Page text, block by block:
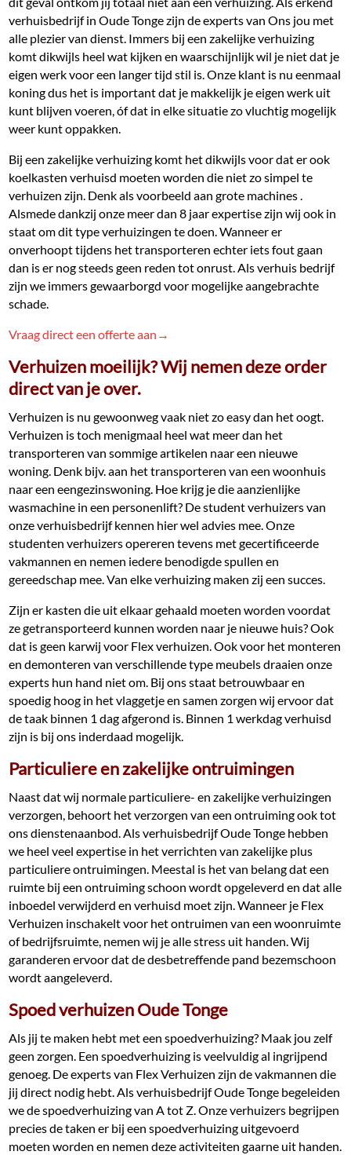
verhuisbedrijf in Oude Tonge zijn de experts van Ons jou met
alle plezier van dienst. Immers bij een zakelijke verhuizing
komt dikwijls heel wat kijken en waarschijnlijk wil je niet dat je
eigen werk voor een langer tijd stil is. Onze klant is nu eenmaal
koning dus het is important dat je makkelijk je eigen werk uit
kunt blijven voeren, óf dat in elke situatie zo vluchtig mogelijk
weer kunt oppakken.
Bij een zakelijke verhuizing komt het dikwijls voor dat er ook
koelkasten verhuisd moeten worden die niet zo simpel te
verhuizen zijn. Denk als voorbeeld aan grote machines .
Alsmede dankzij onze meer dan 8 jaar expertise zijn wij ook in
staat om dit type verhuizingen te doen. Wanneer er
onverhoopt tijdens het transporteren echter iets fout gaan
dan is er nog steeds geen reden tot onrust. Als verhuis bedrijf
zijn we immers gewaarborgd voor mogelijke aangebrachte
schade.
Vraag direct een offerte aan→
Verhuizen moeilijk? Wij nemen deze order
direct van je over.
Verhuizen is nu gewoonweg vaak niet zo easy dan het oogt.
Verhuizen is toch menigmaal heel wat meer dan het
transporteren van sommige artikelen naar een nieuwe
woning. Denk bijv. aan het transporteren van een woonhuis
naar een eengezinswoning. Hoe krijg je die aanzienlijke
wasmachine in een personenlift? De student verhuizers van
onze verhuisbedrijf kennen hier wel advies mee. Onze
studenten verhuizers opereren tevens met gecertificeerde
vakmannen en nemen iedere benodigde spullen en
gereedschap mee. Van elke verhuizing maken zij een succes.
Zijn er kasten die uit elkaar gehaald moeten worden voordat
ze getransporteerd kunnen worden naar je nieuwe huis? Ook
dat is geen karwij voor Flex verhuizen. Ook voor het monteren
en demonteren van verschillende type meubels draaien onze
experts hun hand niet om. Bij ons staat betrouwbaar en
spoedig hoog in het vlaggetje en samen zorgen wij ervoor dat
de taak binnen 1 dag afgerond is. Binnen 1 werkdag verhuisd
zijn is bij ons inderdaad mogelijk.
Particuliere en zakelijke ontruimingen
Naast dat wij normale particuliere- en zakelijke verhuizingen
verzorgen, behoort het verzorgen van een ontruiming ook tot
ons dienstenaanbod. Als verhuisbedrijf Oude Tonge hebben
we heel veel expertise in het verrichten van zakelijke plus
particuliere ontruimingen. Meestal is het van belang dat een
ruimte bij een ontruiming schoon wordt opgeleverd en dat alle
inboedel verwijderd en verhuisd moet zijn. Wanneer je Flex
Verhuizen inschakelt voor het ontruimen van een woonruimte
of bedrijfsruimte, nemen wij je alle stress uit handen. Wij
garanderen ervoor dat de desbetreffende pand bezemschoon
wordt aangeleverd.
Spoed verhuizen Oude Tonge
Als jij te maken hebt met een spoedverhuizing? Maak jou zelf
geen zorgen. Een spoedverhuizing is veelvuldig al ingrijpend
genoeg. De experts van Flex Verhuizen zijn de vakmannen die
jij direct nodig hebt. Als verhuisbedrijf Oude Tonge begeleiden
we de spoedverhuizing van A tot Z. Onze verhuizers begrijpen
precies de taken er bij een spoedverhuizing uitgevoerd
moeten worden en nemen deze activiteiten gaarne uit handen.